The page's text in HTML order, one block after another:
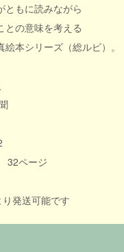
ともに読みながら
との意味を考える
本シリーズ（総ルビ）。
ページ
発送可能です